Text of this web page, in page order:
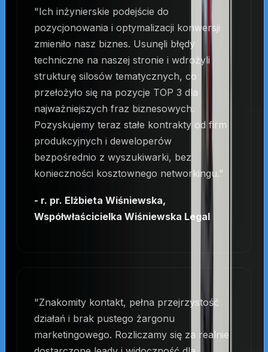
"Ich inżynierskie podejście do
pozycjonowania i optymalizacji konwersji
zmieniło nasz biznes. Usunęli błędy
techniczne na naszej stronie i wdrożyli
strukturę silosów tematycznych, co
przełożyło się na pozycje TOP 3 dla
najważniejszych fraz biznesowych.
Pozyskujemy teraz stałe kontrakty od firm
produkcyjnych i deweloperów
bezpośrednio z wyszukiwarki, bez
konieczności kosztownego networkingu."
- r. pr. Elżbieta Wiśniewska,
Współwłaścicielka Wiśniewska Legal
"Znakomity kontakt, pełna przejrzystość
działań i brak pustego żargonu
marketingowego. Rozliczamy się za realnie